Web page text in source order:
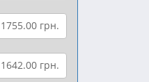
1755.00 грн.
1642.00 грн.